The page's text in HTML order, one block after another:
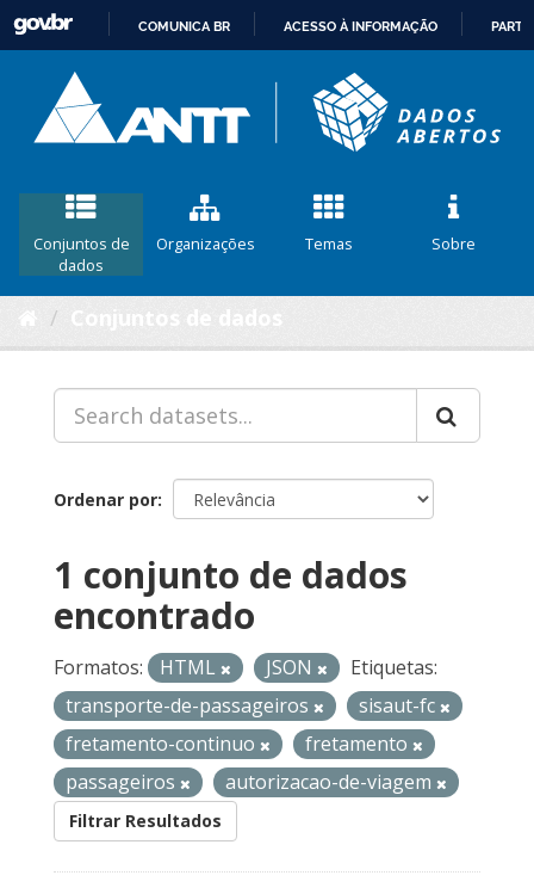
CONTEÚDO
COMUNICA BR ACESSO À INFORMAÇÃO
Conjuntos de
dados
Organizações Temas Sobre
Ordenar por
1 conjunto de dados
encontrado
Formatos: HTML JSON
Etiquetas:
transporte-de-passageiros
sisaut-fc
fretamento-continuo
fretamento
passageiros
autorizacao-de-viagem
Filtrar Resultados